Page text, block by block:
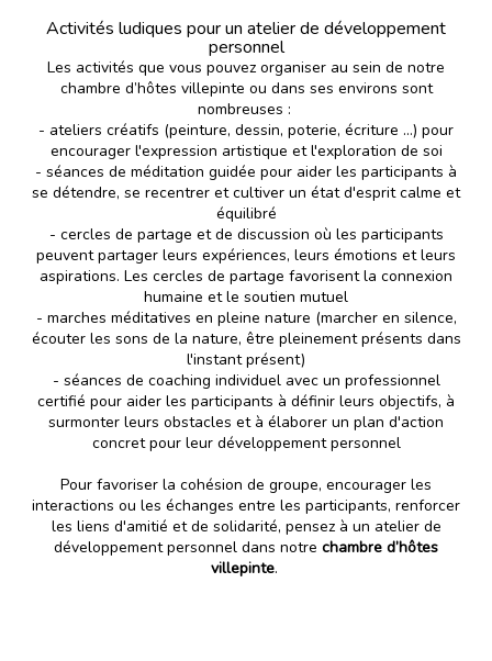
Activités ludiques pour un atelier de développement
personnel
Les activités que vous pouvez organiser au sein de notre
chambre d’hôtes villepinte ou dans ses environs sont
nombreuses :
- ateliers créatifs (peinture, dessin, poterie, écriture …) pour
encourager l'expression artistique et l'exploration de soi
- séances de méditation guidée pour aider les participants à
se détendre, se recentrer et cultiver un état d'esprit calme et
équilibré
- cercles de partage et de discussion où les participants
peuvent partager leurs expériences, leurs émotions et leurs
aspirations. Les cercles de partage favorisent la connexion
humaine et le soutien mutuel
- marches méditatives en pleine nature (marcher en silence,
écouter les sons de la nature, être pleinement présents dans
l'instant présent)
- séances de coaching individuel avec un professionnel
certifié pour aider les participants à définir leurs objectifs, à
surmonter leurs obstacles et à élaborer un plan d'action
concret pour leur développement personnel
Pour favoriser la cohésion de groupe, encourager les
interactions ou les échanges entre les participants, renforcer
les liens d'amitié et de solidarité, pensez à un atelier de
développement personnel dans notre chambre d’hôtes
villepinte.